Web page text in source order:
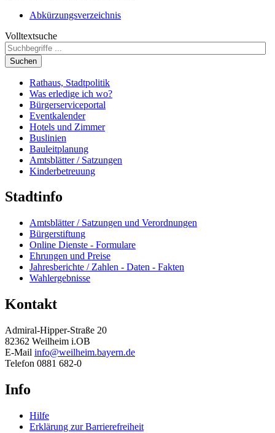
Abkürzungsverzeichnis
Volltextsuche
Suchen
Rathaus, Stadtpolitik
Was erledige ich wo?
Bürgerserviceportal
Eventkalender
Hotels und Zimmer
Buslinien
Bauleitplanung
Amtsblätter / Satzungen
Kinderbetreuung
Stadtinfo
Amtsblätter / Satzungen und Verordnungen
Bürgerstiftung
Online Dienste - Formulare
Ehrungen und Preise
Jahresberichte / Zahlen - Daten - Fakten
Wahlergebnisse
Kontakt
Admiral-Hipper-Straße 20
82362 Weilheim i.OB
E-Mail info@weilheim.bayern.de
Telefon 0881 682-0
Info
Hilfe
Erklärung zur Barrierefreiheit